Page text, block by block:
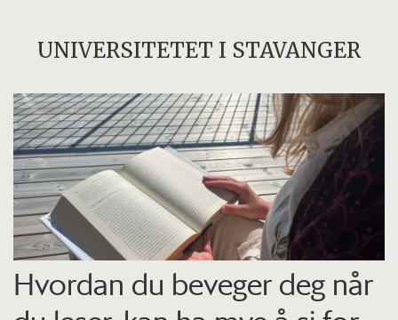
UNIVERSITETET I STAVANGER
Hvordan du beveger deg når